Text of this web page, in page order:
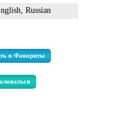
Russian
в Фавориты